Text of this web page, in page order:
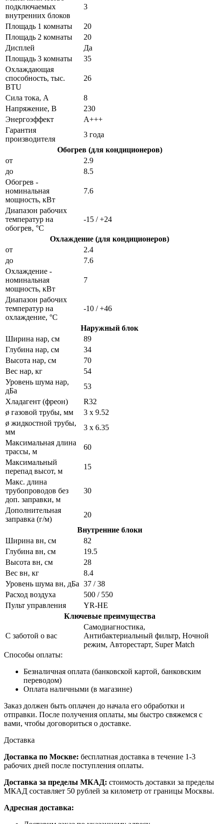
подключаемых
внутренних блоков
3
Площадь 1 комнаты
20
Площадь 2 комнаты
20
Дисплей
Да
Площадь 3 комнаты
35
Охлаждающая
способность, тыс.
BTU
26
Сила тока, А
8
Напряжение, В
230
Энергоэффект
А+++
Гарантия
производителя
3 года
Обогрев (для кондиционеров)
от
2.9
до
8.5
Обогрев -
номинальная
мощность, кВт
7.6
Диапазон рабочих
температур на
обогрев, °C
-15 / +24
Охлаждение (для кондиционеров)
от
2.4
до
7.6
Охлаждение -
номинальная
мощность, кВт
7
Диапазон рабочих
температур на
охлаждение, °C
-10 / +46
Наружный блок
Ширина нар, см
89
Глубина нар, см
34
Высота нар, см
70
Вес нар, кг
54
Уровень шума нар,
дБа
53
Хладагент (фреон)
R32
ø газовой трубы, мм
3 х 9.52
ø жидкостной трубы,
мм
3 х 6.35
Максимальная длина
трассы, м
60
Максимальный
перепад высот, м
15
Макс. длина
трубопроводов без
доп. заправки, м
30
Дополнительная
заправка (г/м)
20
Внутренние блоки
Ширина вн, см
82
Глубина вн, см
19.5
Высота вн, см
28
Вес вн, кг
8.4
Уровень шума вн, дБа 37 / 38
Расход воздуха
500 / 550
Пульт управления
YR-HE
Ключевые преимущества
С заботой о вас
Самодиагностика,
Антибактериальный фильтр, Ночной
режим, Авторестарт, Super Match
Способы оплаты:
Безналичная оплата (банковской картой, банковским
переводом)
Оплата наличными (в магазине)
Заказ должен быть оплачен до начала его обработки и
отправки. После получения оплаты, мы быстро свяжемся с
вами, чтобы договориться о доставке.
Доставка
Доставка по Москве: бесплатная доставка в течение 1-3
рабочих дней после поступления оплаты.
Доставка за пределы МКАД: стоимость доставки за пределы
МКАД составляет 50 рублей за километр от границы Москвы.
Адресная доставка: